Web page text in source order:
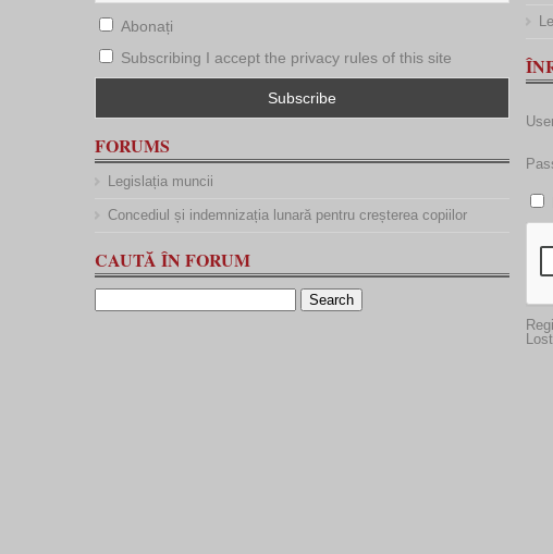
Abonați
Subscribing I accept the privacy rules of this site
FORUMS
Legislația muncii
Concediul și indemnizația lunară pentru creșterea copiilor
CAUTĂ ÎN FORUM